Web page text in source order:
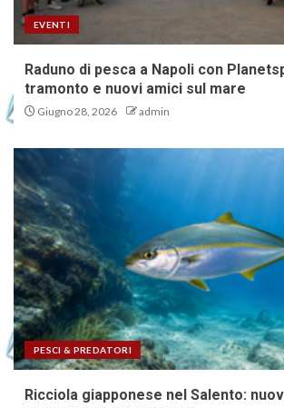
EVENTI
Raduno di pesca a Napoli con
tramonto e nuovi amici sul mare
Giugno 28, 2026 admin
PESCI & PREDATORI
Ricciola giapponese nel Salento: